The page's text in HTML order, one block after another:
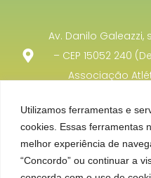
Utilizamos ferramentas e
cookies. Essas ferramentas
melhor experiência de
“Concordo” ou continuar a
Av. Danilo
– CEP 15052 240
Associação
(17)